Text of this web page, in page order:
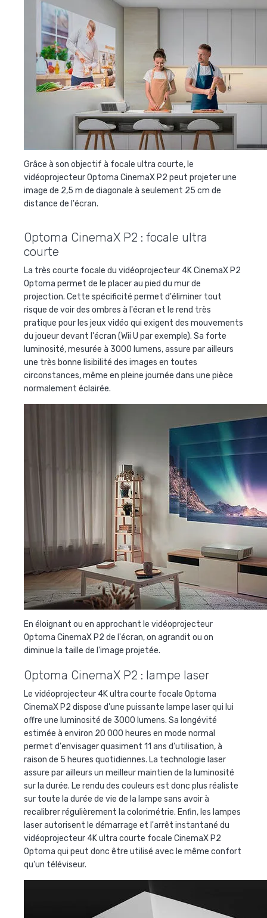
Grâce à son objectif à focale ultra courte, le
vidéoprojecteur Optoma CinemaX P2 peut projeter une
image de 2,5 m de diagonale à seulement 25 cm de
distance de l'écran.
Optoma CinemaX P2 : focale ultra
courte
La très courte focale du vidéoprojecteur 4K CinemaX P2
Optoma permet de le placer au pied du mur de
projection. Cette spécificité permet d'éliminer tout
risque de voir des ombres à l'écran et le rend très
pratique pour les jeux vidéo qui exigent des mouvements
du joueur devant l'écran (Wii U par exemple). Sa forte
luminosité, mesurée à 3000 lumens, assure par ailleurs
une très bonne lisibilité des images en toutes
circonstances, même en pleine journée dans une pièce
normalement éclairée.
En éloignant ou en approchant le vidéoprojecteur
Optoma CinemaX P2 de l'écran, on agrandit ou on
diminue la taille de l'image projetée.
Optoma CinemaX P2 : lampe laser
Le vidéoprojecteur 4K ultra courte focale Optoma
CinemaX P2 dispose d'une puissante lampe laser qui lui
offre une luminosité de 3000 lumens. Sa longévité
estimée à environ 20 000 heures en mode normal
permet d'envisager quasiment 11 ans d'utilisation, à
raison de 5 heures quotidiennes. La technologie laser
assure par ailleurs un meilleur maintien de la luminosité
sur la durée. Le rendu des couleurs est donc plus réaliste
sur toute la durée de vie de la lampe sans avoir à
recalibrer régulièrement la colorimétrie. Enfin, les lampes
laser autorisent le démarrage et l'arrêt instantané du
vidéoprojecteur 4K ultra courte focale CinemaX P2
Optoma qui peut donc être utilisé avec le même confort
qu'un téléviseur.